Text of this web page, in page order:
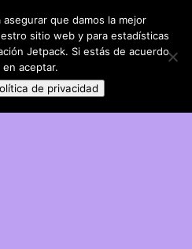
LinkedIn
Instagram
Facebook
Acceder
que damos la mejor
sitio web y para estadísticas
Jetpack. Si estás de acuerdo
en aceptar.
de privacidad